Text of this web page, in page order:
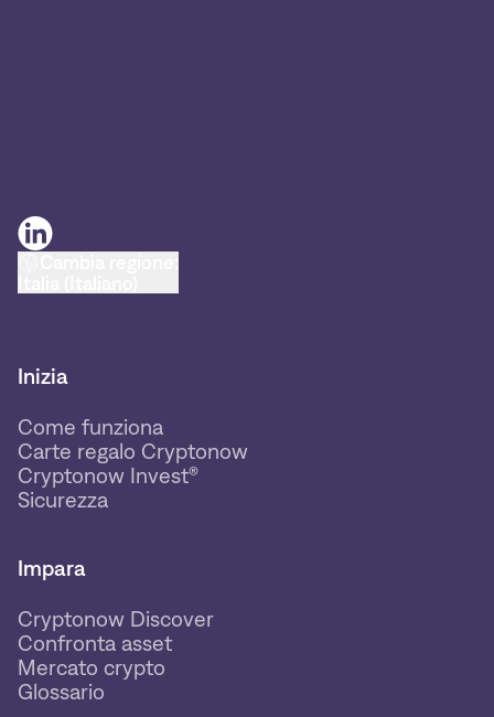
Inizia
Come funziona
Carte regalo Cryptonow
Cryptonow Invest®
Sicurezza
Impara
Cryptonow Discover
Confronta asset
Mercato crypto
Glossario